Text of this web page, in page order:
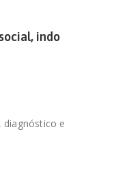
indo
diagnóstico e